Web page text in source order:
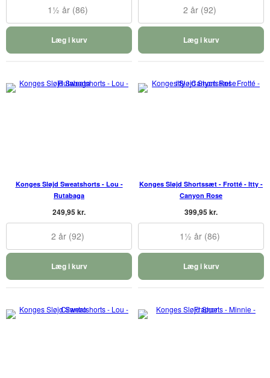
1½ år (86)
Læg i kurv
2 år (92)
Læg i kurv
Konges Sløjd Sweatshorts - Lou -
Rutabaga
249,95 kr.
2 år (92)
Læg i kurv
Konges Sløjd Shortssæt - Frotté - Itty -
Canyon Rose
399,95 kr.
1½ år (86)
Læg i kurv